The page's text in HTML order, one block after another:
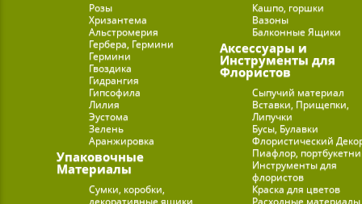
Розы
Хризантема
Альстромерия
Гербера, Гермини
Гермини
Гвоздика
Гидрангия
Гипсофила
Лилия
Эустома
Зелень
Аранжировка
Упаковочные
Материалы
Сумки, коробки,
Кашпо, горшки
Вазоны
Балконные Ящики
Аксессуары и
Инструменты для
Флористов
Сыпучий материал
Вставки, Прищепки,
Липучки
Бусы, Булавки
Флористический
Пиафлор,
Инструменты для
флористов
Краска для цветов